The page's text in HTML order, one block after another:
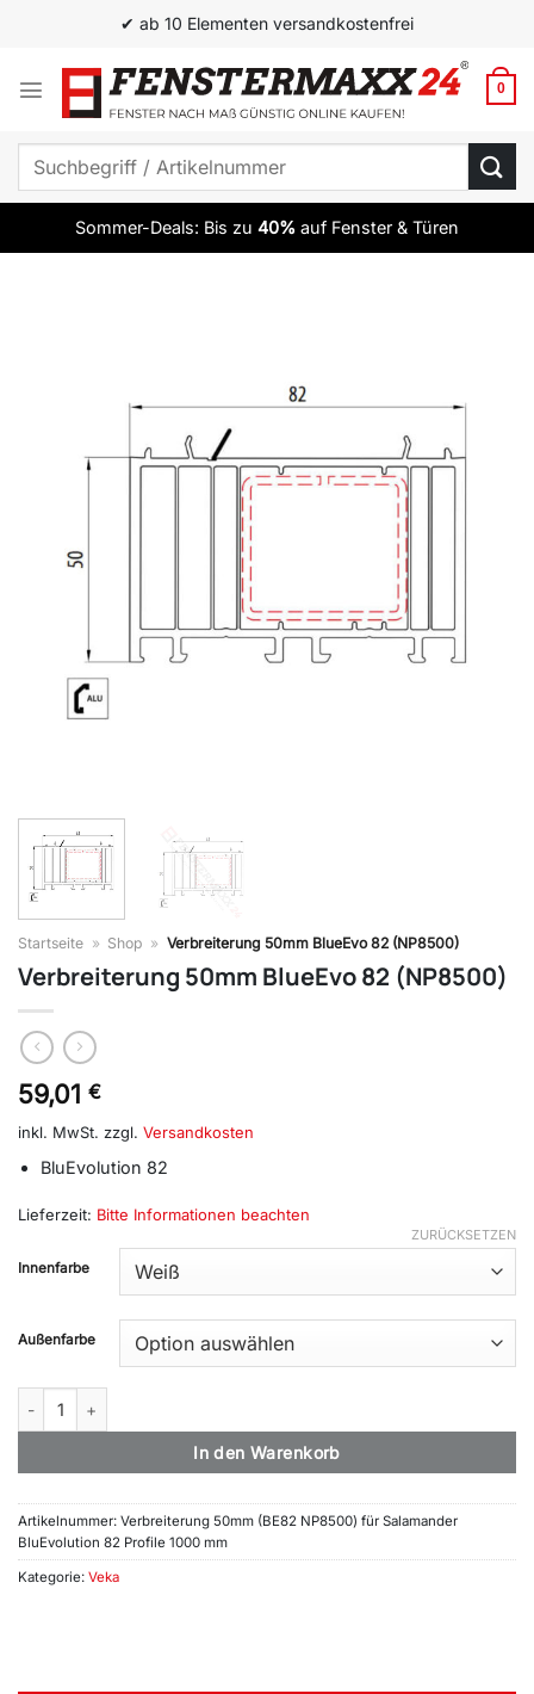
springen
✔ ab 10 Elementen versandkostenfrei
0
Suchen
Sommer-Deals: Bis zu 40% auf Fenster & Türen
Startseite » Shop » Verbreiterung 50mm BlueEvo 82 (NP8500)
Verbreiterung 50mm BlueEvo 82 (NP8500)
59,01 €
inkl. MwSt. zzgl. Versandkosten
BluEvolution 82
Lieferzeit: Bitte Informationen beachten
Innenfarbe
Außenfarbe
ZURÜCKSETZEN
Verbreiterung 50mm BlueEvo 82 (NP8500) Menge
In den Warenkorb
Artikelnummer: Verbreiterung 50mm (BE82 NP8500) für Salamander
BluEvolution 82 Profile 1000 mm
Kategorie: Veka